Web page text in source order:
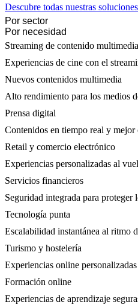
Descubre todas nuestras soluciones
Por sector
Por necesidad
Streaming de contenido multimedia
Experiencias de cine con el
Nuevos contenidos multimedia
Alto rendimiento para los medios
Prensa digital
Contenidos en tiempo real y mejor
Retail y comercio electrónico
Experiencias personalizadas al
Servicios financieros
Seguridad integrada para proteger
Tecnología punta
Escalabilidad instantánea al ritmo
Turismo y hostelería
Experiencias online
Formación online
Experiencias de aprendizaje